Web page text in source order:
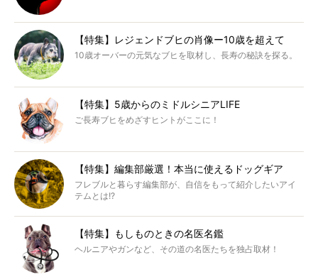
【特集】レジェンドブヒの肖像ー10歳を超えて
10歳オーバーの元気なブヒを取材し、長寿の秘訣を探る。
【特集】5歳からのミドルシニアLIFE
ご長寿ブヒをめざすヒントがここに！
【特集】編集部厳選！本当に使えるドッグギア
フレブルと暮らす編集部が、自信をもって紹介したいアイ
テムとは!?
【特集】もしものときの名医名鑑
ヘルニアやガンなど、その道の名医たちを独占取材！